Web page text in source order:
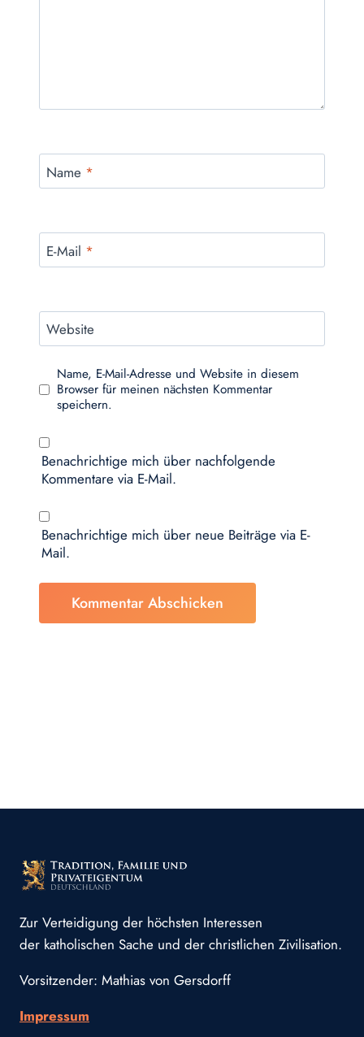
Name *
E-Mail *
Website
Name, E-Mail-Adresse und Website in diesem
Browser für meinen nächsten Kommentar
speichern.
Benachrichtige mich über nachfolgende
Kommentare via E-Mail.
Benachrichtige mich über neue Beiträge via E-
Mail.
Zur Verteidigung der höchsten Interessen
der katholischen Sache und der christlichen Zivilisation.
Vorsitzender: Mathias von Gersdorff
Impressum